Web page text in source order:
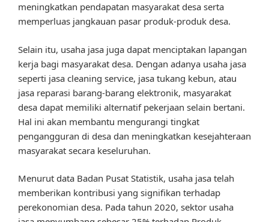
meningkatkan pendapatan masyarakat desa serta
memperluas jangkauan pasar produk-produk desa.
Selain itu, usaha jasa juga dapat menciptakan lapangan
kerja bagi masyarakat desa. Dengan adanya usaha jasa
seperti jasa cleaning service, jasa tukang kebun, atau
jasa reparasi barang-barang elektronik, masyarakat
desa dapat memiliki alternatif pekerjaan selain bertani.
Hal ini akan membantu mengurangi tingkat
pengangguran di desa dan meningkatkan kesejahteraan
masyarakat secara keseluruhan.
Menurut data Badan Pusat Statistik, usaha jasa telah
memberikan kontribusi yang signifikan terhadap
perekonomian desa. Pada tahun 2020, sektor usaha